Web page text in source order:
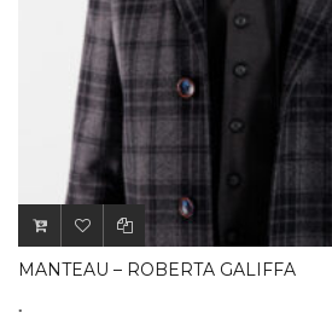
MANTEAU – ROBERTA GALIFFA
.